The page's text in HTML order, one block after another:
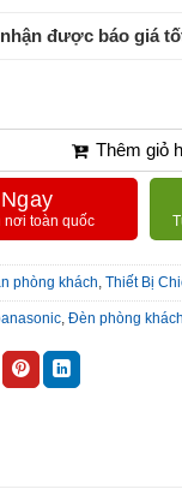
được báo giá
Thêm giỏ
nơi toàn quốc
phòng khách, Thiết Bị
, Đèn phòng